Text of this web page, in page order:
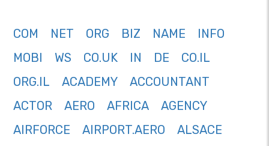
COM NET ORG BIZ NAME
INFO
MOBI
WS CO.UK IN DE
CO.IL
ORG.IL
ACADEMY
ACCOUNTANT
ACTOR
AERO AFRICA
AGENCY
AIRFORCE
AIRPORT.AERO
ALSACE